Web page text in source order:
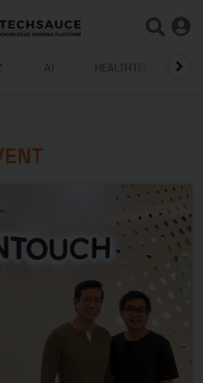
AI HEALTHTECH